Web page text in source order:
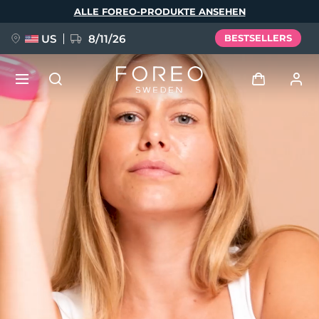
ALLE FOREO-PRODUKTE ANSEHEN
US 8/11/26 BESTSELLERS
Anmelden
Benutzerkonto
Meine Geräte
Meine Bestellungen
Meine Adressen
Meine Abonnements
NEU
FAQ™ Pure Beauty-Tech Elixir
BREAKING NEWS
issa™ Teeth Whitening Set
Sprache
Deutsch
Español
Français
Italiano
Português
Svenska
Русский
Türkçe
简体中文 繁體中文